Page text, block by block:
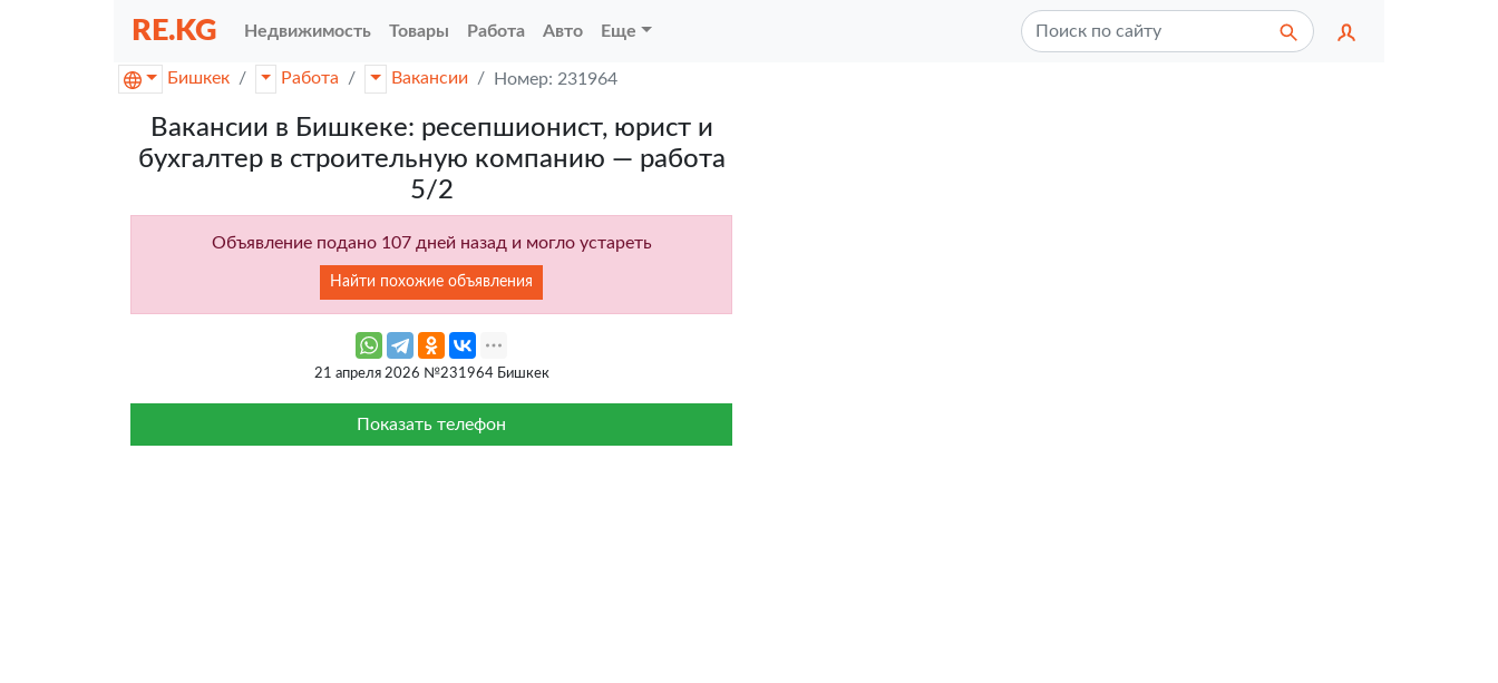
RE.KG Недвижимость Товары Работа Авто Еще
Бишкек Работа Вакансии Номер: 231964
Вакансии в Бишкеке: ресепшионист, юрист и
бухгалтер в строительную компанию — работа
5/2
Объявление подано 107 дней назад и могло устареть
Найти похожие объявления
21 апреля 2026 №231964 Бишкек
Показать телефон